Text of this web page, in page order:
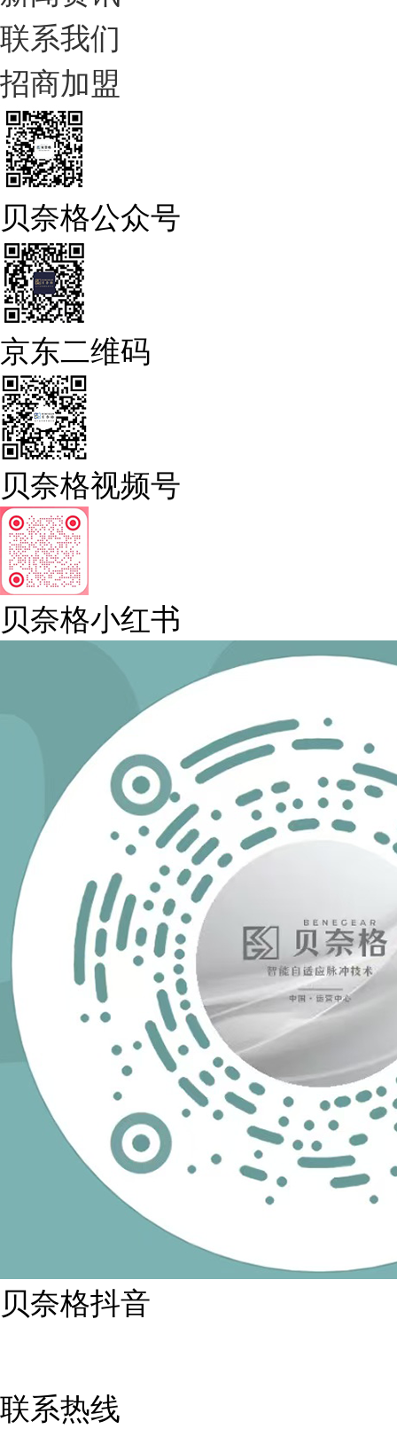
联系我们
招商加盟
贝奈格公众号
京东二维码
贝奈格视频号
贝奈格小红书
贝奈格抖音
联系热线